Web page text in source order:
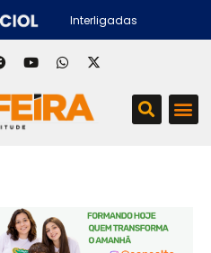
Interligadas